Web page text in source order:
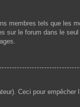
membres tels que les
sur le forum dans le
Ceci pour